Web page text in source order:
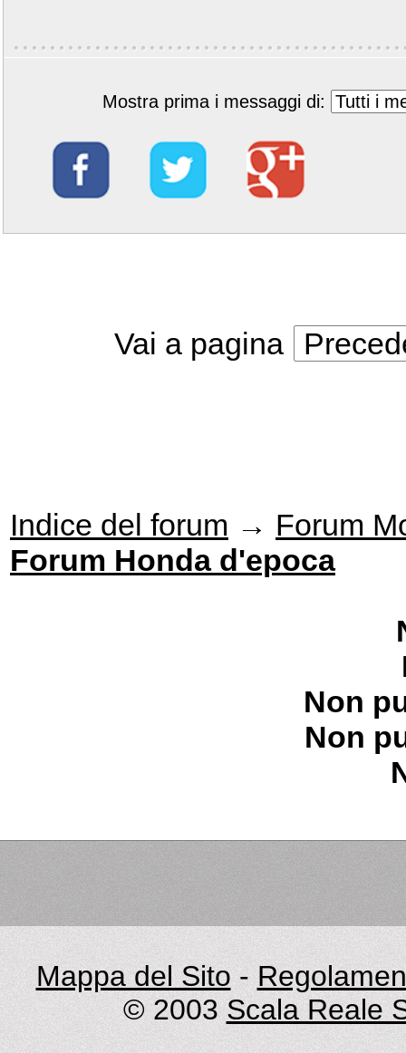
Mostra prima i messaggi di:
Vai a pagina
Indice del forum → Forum
Forum Honda d'epoca
Non
Non
Mappa del Sito -
© 2003 Scala Reale